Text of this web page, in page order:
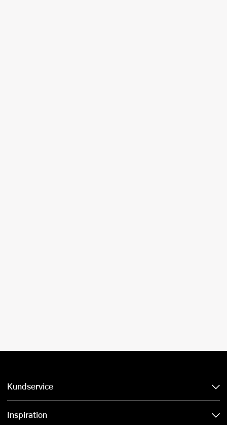
Kundservice
Inspiration